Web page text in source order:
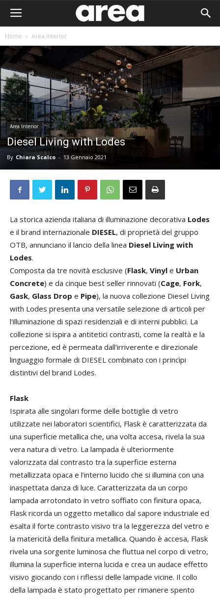
Home Area Interior
Area Interior
Diesel Living with Lodes
By Chiara Scalco - 13 Gennaio 2021
La storica azienda italiana di illuminazione decorativa Lodes
e il brand internazionale DIESEL, di proprietà del gruppo
OTB, annunciano il lancio della linea Diesel Living with
Lodes.
Composta da tre novità esclusive (Flask, Vinyl e Urban
Concrete) e da cinque best seller rinnovati (Cage, Fork,
Gask, Glass Drop e Pipe), la nuova collezione Diesel Living
with Lodes presenta una versatile selezione di articoli per
l'illuminazione di spazi residenziali e di interni pubblici. La
collezione si ispira a antitetici contrasti, come la realtà e la
percezione, ed è permeata dall'irriverente e direzionale
linguaggio formale di DIESEL combinato con i princìpi
distintivi del brand Lodes.
Flask
Ispirata alle singolari forme delle bottiglie di vetro
utilizzate nei laboratori scientifici, Flask è caratterizzata da
una superficie metallica che, una volta accesa, rivela la sua
vera natura di vetro. La lampada è ulteriormente
valorizzata dal contrasto tra la superficie esterna
metallizzata opaca e l’interno lucido che si illumina con una
inaspettata danza di luce. Caratterizzata da un corpo
lampada arrotondato in vetro soffiato con finitura opaca,
Flask ricorda un oggetto metallico dal sapore industriale ed
esalta il forte contrasto visivo tra la leggerezza del vetro e
la matericità della finitura metallica. Quando è accesa, Flask
rivela una sorgente luminosa che fluttua nel corpo di vetro,
illumina la superficie interna lucida e crea un audace effetto
visivo giocando con i riflessi delle lampade vicine. Il collo
della lampada è stato progettato per rimanere spento